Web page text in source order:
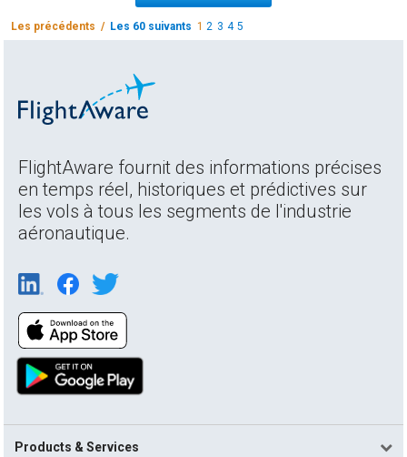
Les précédents / Les 60 suivants 1 2 3 4 5
FlightAware fournit des informations précises
en temps réel, historiques et prédictives sur
les vols à tous les segments de l'industrie
aéronautique.
Products & Services